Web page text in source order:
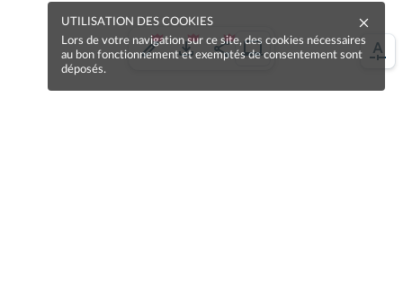
UTILISATION DES COOKIES
Lors de votre navigation sur ce site, des cookies nécessaires
au bon fonctionnement et exemptés de consentement sont
déposés.